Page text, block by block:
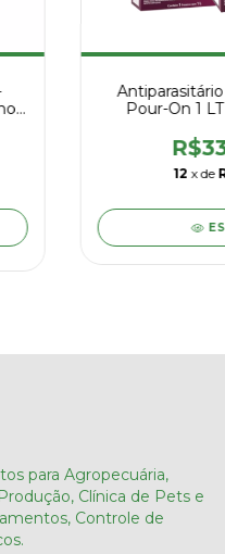
Pour-On 1
12 x de
para Agropecuária,
Clínica de Pets e
Controle de